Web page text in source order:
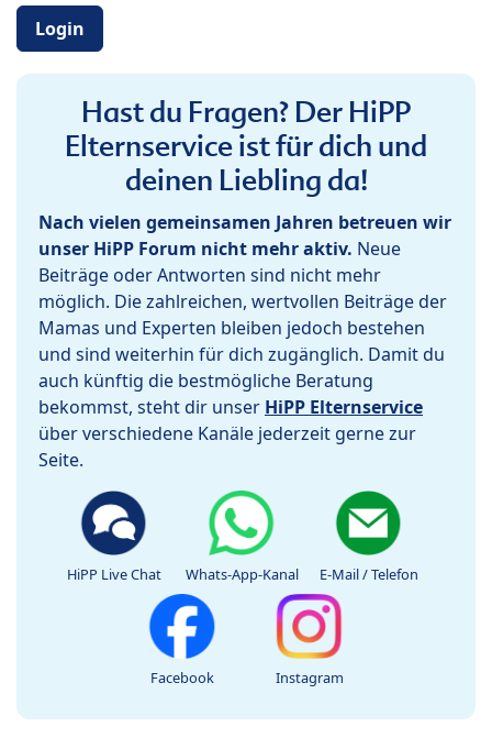
Login
Hast du Fragen? Der HiPP
Elternservice ist für dich und
deinen Liebling da!
Nach vielen gemeinsamen Jahren betreuen wir
unser HiPP Forum nicht mehr aktiv. Neue
Beiträge oder Antworten sind nicht mehr
möglich. Die zahlreichen, wertvollen Beiträge der
Mamas und Experten bleiben jedoch bestehen
und sind weiterhin für dich zugänglich. Damit du
auch künftig die bestmögliche Beratung
bekommst, steht dir unser HiPP Elternservice
über verschiedene Kanäle jederzeit gerne zur
Seite.
HiPP Live Chat Whats-App-Kanal E-Mail / Telefon
Facebook Instagram